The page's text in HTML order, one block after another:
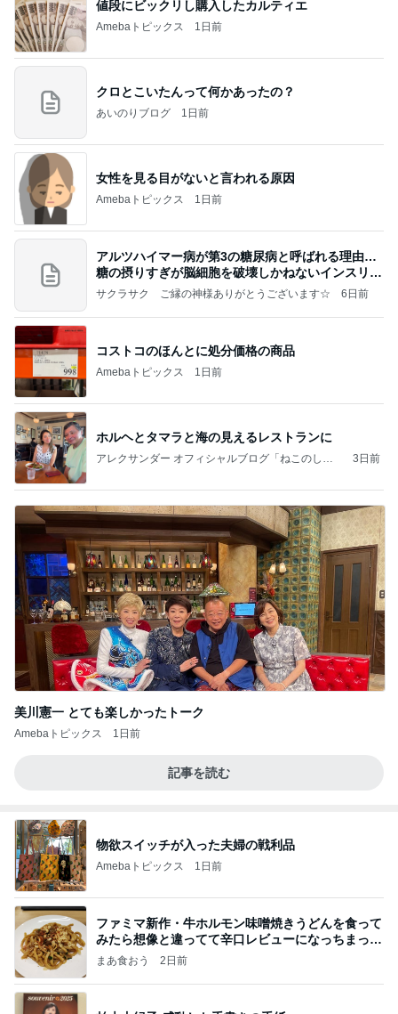
値段にビックリし購入したカルティエ
Amebaトピックス 1日前
クロとこいたんって何かあったの？
あいのりブログ 1日前
女性を見る目がないと言われる原因
Amebaトピックス 1日前
アルツハイマー病が第3の糖尿病と呼ばれる理由…
糖の摂りすぎが脳細胞を破壊しかねないインスリン
の恐
サクラサク ご縁の神様ありがとうございます☆ 6日前
コストコのほんとに処分価格の商品
Amebaトピックス 1日前
ホルヘとタマラと海の見えるレストランに
アレクサンダー オフィシャルブログ「ねこのしっ
3日前
美川憲一 とても楽しかったトーク
Amebaトピックス 1日前
記事を読む
物欲スイッチが入った夫婦の戦利品
Amebaトピックス 1日前
ファミマ新作・牛ホルモン味噌焼きうどんを食って
みたら想像と違ってて辛口レビューになっちまった
話
まあ食おう 2日前